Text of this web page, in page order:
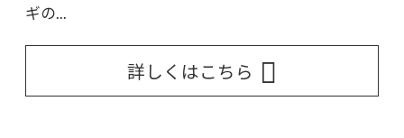
ギの...
詳しくはこちら